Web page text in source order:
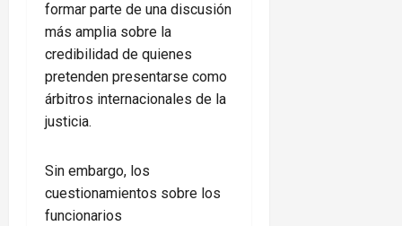
formar parte de una discusión
más amplia sobre la
credibilidad de quienes
pretenden presentarse como
árbitros internacionales de la
justicia.
Sin embargo, los
cuestionamientos sobre los
funcionarios